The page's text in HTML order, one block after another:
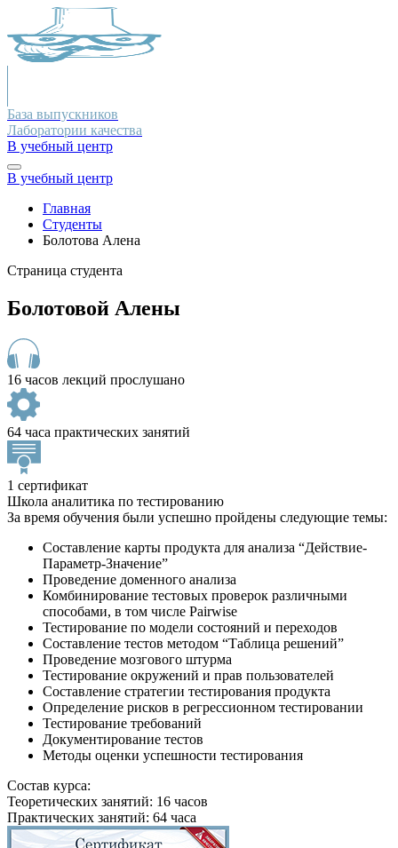
База выпускников
Лаборатории качества
В учебный центр
В учебный центр
Главная
Студенты
Болотова Алена
Страница студента
Болотовой Алены
16 часов лекций прослушано
64 часа практических занятий
1 сертификат
Школа аналитика по тестированию
За время обучения были успешно пройдены следующие темы:
Составление карты продукта для анализа “Действие-
Параметр-Значение”
Проведение доменного анализа
Комбинирование тестовых проверок различными
способами, в том числе Pairwise
Тестирование по модели состояний и переходов
Составление тестов методом “Таблица решений”
Проведение мозгового штурма
Тестирование окружений и прав пользователей
Составление стратегии тестирования продукта
Определение рисков в регрессионном тестировании
Тестирование требований
Документирование тестов
Методы оценки успешности тестирования
Состав курса:
Теоретических занятий: 16 часов
Практических занятий: 64 часа